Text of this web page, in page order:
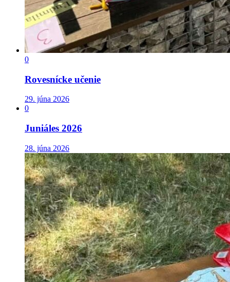
0
Rovesnícke učenie
29. júna 2026
0
Juniáles 2026
28. júna 2026